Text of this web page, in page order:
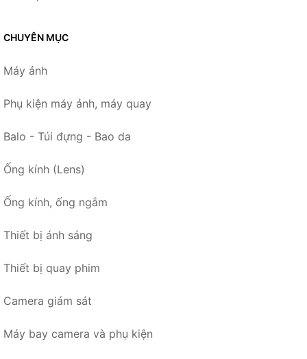
CHUYÊN MỤC
Máy ảnh
Phụ kiện máy ảnh, máy quay
Balo - Túi đựng - Bao da
Ống kính (Lens)
Ống kính, ống ngắm
Thiết bị ánh sáng
Thiết bị quay phim
Camera giám sát
Máy bay camera và phụ kiện